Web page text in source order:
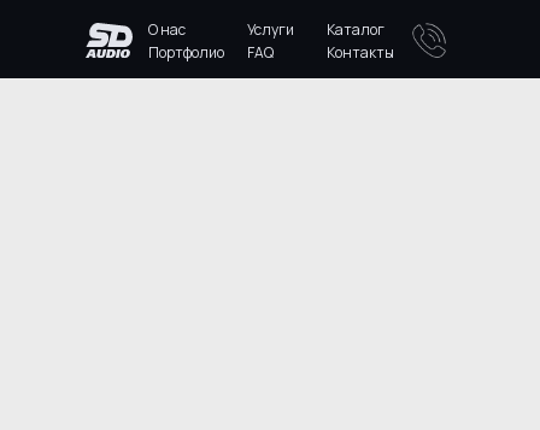
Каталог
Услуги
О нас
Портфолио
FAQ Контакты